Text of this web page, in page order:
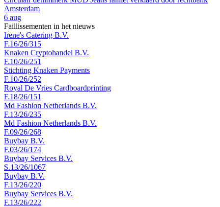
Amsterdam
6 aug
Faillissementen in het nieuws
Irene's Catering B.V.
F.16/26/315
Knaken Cryptohandel B.V.
F.10/26/251
Stichting Knaken Payments
F.10/26/252
Royal De Vries Cardboardprinting
F.18/26/151
Md Fashion Netherlands B.V.
F.13/26/235
Md Fashion Netherlands B.V.
F.09/26/268
Buybay B.V.
F.03/26/174
Buybay Services B.V.
S.13/26/1067
Buybay B.V.
F.13/26/220
Buybay Services B.V.
F.13/26/222